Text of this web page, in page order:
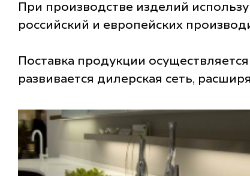
При производстве изделий
российский и европейских
Поставка продукции
развивается дилерская сеть,